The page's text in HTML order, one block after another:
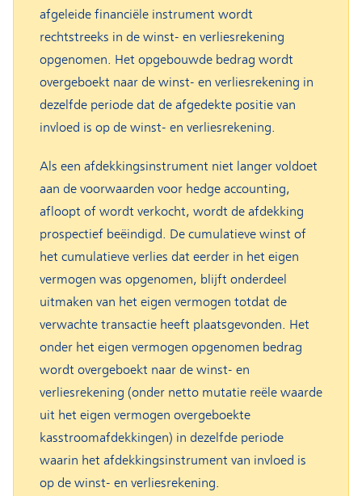
afgeleide financiële instrument wordt
rechtstreeks in de winst- en verliesrekening
opgenomen. Het opgebouwde bedrag wordt
overgeboekt naar de winst- en verliesrekening in
dezelfde periode dat de afgedekte positie van
invloed is op de winst- en verliesrekening.
Als een afdekkingsinstrument niet langer voldoet
aan de voorwaarden voor hedge accounting,
afloopt of wordt verkocht, wordt de afdekking
prospectief beëindigd. De cumulatieve winst of
het cumulatieve verlies dat eerder in het eigen
vermogen was opgenomen, blijft onderdeel
uitmaken van het eigen vermogen totdat de
verwachte transactie heeft plaatsgevonden. Het
onder het eigen vermogen opgenomen bedrag
wordt overgeboekt naar de winst- en
verliesrekening (onder netto mutatie reële waarde
uit het eigen vermogen overgeboekte
kasstroomafdekkingen) in dezelfde periode
waarin het afdekkingsinstrument van invloed is
op de winst- en verliesrekening.